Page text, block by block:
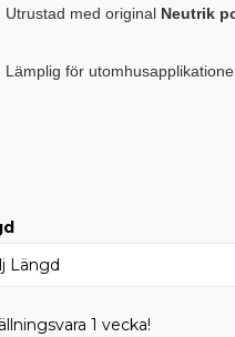
Utrustad med original Neutrik
Lämplig för
1 vecka!